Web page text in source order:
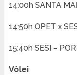
14:00h SANTA
14:50h OPET x
15:40h SESI –
Vôlei